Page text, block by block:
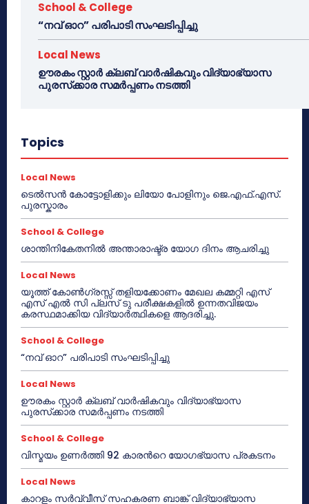
School & College
“നവ് ഓറ” പരിപാടി സംഘടിപ്പിച്ചു
Local News
ഊരകം സ്റ്റാർ ക്ലബ് വാർഷികവും വിദ്യാഭ്യാസ
പുരസ്‌ക്കാര സമർപ്പണം നടത്തി
Topics
Local News
ടെൽസൻ കോട്ടോളിക്കും ലിയോ പോളിനും ജെ.എഫ്.എസ്.
പുരസ്കാരം
School & College
ശാന്തിനികേതനിൽ അന്താരാഷ്ട്ര യോഗ ദിനം ആചരിച്ചു
Local News
യൂത്ത് കോൺഗ്രസ്സ് തളിയക്കോണം മേഖല കമ്മറ്റി എസ്
എസ് എൽ സി പ്ലസ് ടു പരീക്ഷകളിൽ ഉന്നതവിജയം
കരസ്ഥമാക്കിയ വിദ്യാർത്ഥികളെ ആദരിച്ചു.
School & College
“നവ് ഓറ” പരിപാടി സംഘടിപ്പിച്ചു
Local News
ഊരകം സ്റ്റാർ ക്ലബ് വാർഷികവും വിദ്യാഭ്യാസ
പുരസ്‌ക്കാര സമർപ്പണം നടത്തി
School & College
വിസ്മയം ഉണർത്തി 92 കാരൻറെ യോഗഭ്യാസ പ്രകടനം
Local News
കാറളം സർവ്വീസ് സഹകരണ ബാങ്ക് വിദ്യാഭ്യാസ